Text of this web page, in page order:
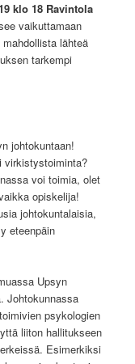
klo 18 Ravintola
vaikuttamaan
lähteä
tarkempi
johtokuntaan!
virkistystoiminta?
voi toimia, olet
opiskelija!
johtokuntalaisia,
eteenpäin
Upsyn
Johtokunnassa
psykologien
liiton hallitukseen
Esimerkiksi